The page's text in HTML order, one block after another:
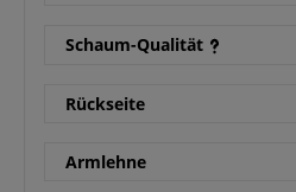
Schaum-Qualität
Rückseite
Armlehne